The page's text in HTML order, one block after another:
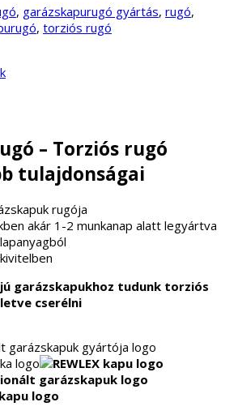
, garázskapurugó gyártás, rugó,
, torziós rugó
– Torziós rugó
tulajdonságai
rugója
akár 1-2 munkanap alatt legyártva
garázskapukhoz tudunk torziós
cserélni